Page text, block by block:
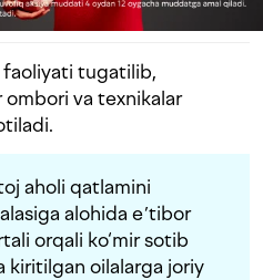
faoliyati tugatilib,
ombori va texnikalar
aholi qatlamini
alohida eʼtibor
orqali ko‘mir sotib
kiritilgan oilalarga joriy